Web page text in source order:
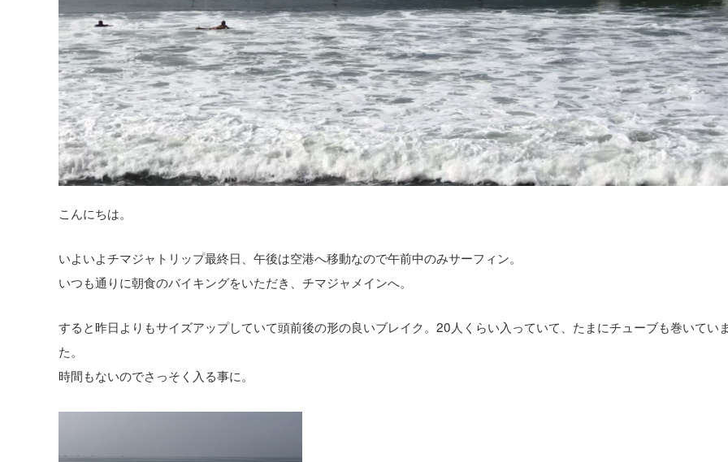
こんにちは。
いよいよチマジャトリップ最終日、午後は空港へ移動なので午前中のみサーフィン。
いつも通りに朝食のバイキングをいただき、チマジャメインへ。
すると昨日よりもサイズアップしていて頭前後の形の良いブレイク。20人くらい入っていて、たまにチューブも巻いてい
た。
時間もないのでさっそく入る事に。